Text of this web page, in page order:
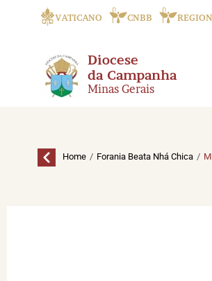
VATICANO CNBB
Diocese
da Campanha
Minas Gerais
Home / Forania Beata Nhá Chica /